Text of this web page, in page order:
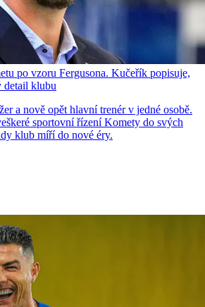
po vzoru Fergusona. Kučeřík popisuje,
detail klubu
a nově opět hlavní trenér v jedné osobě.
sportovní řízení Komety do svých
klub míří do nové éry.